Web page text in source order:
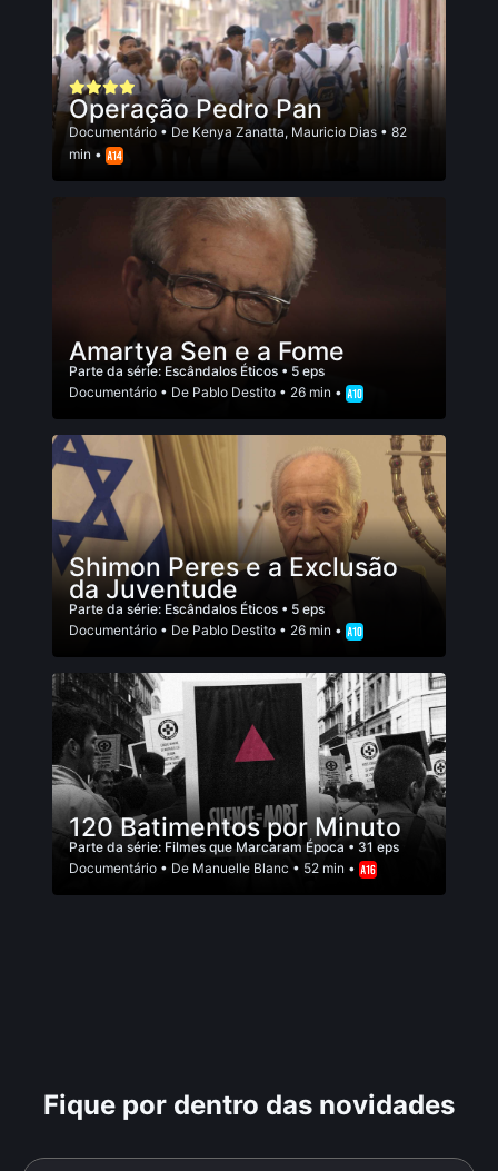
Operação Pedro Pan
Documentário • De Kenya Zanatta, Mauricio Dias • 82
min •
Amartya Sen e a Fome
Parte da série: Escândalos Éticos • 5 eps
Documentário • De Pablo Destito • 26 min •
Shimon Peres e a Exclusão
da Juventude
Parte da série: Escândalos Éticos • 5 eps
Documentário • De Pablo Destito • 26 min •
120 Batimentos por Minuto
Parte da série: Filmes que Marcaram Época • 31 eps
Documentário • De Manuelle Blanc • 52 min •
Fique por dentro das novidades